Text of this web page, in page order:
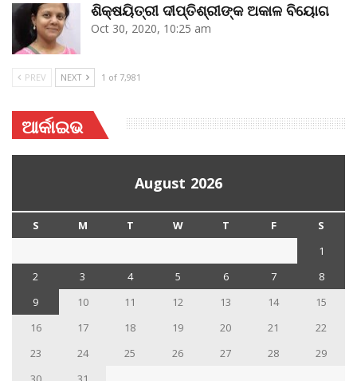
ଶିକ୍ଷୟିତ୍ରୀ ଦୀପ୍ତିଶ୍ରୀଙ୍କ ଅକାଳ ବିୟୋଗ
Oct 30, 2020, 10:25 am
PREV NEXT 1 of 7,981
ଆର୍କାଇଭ
August 2026
S M T W T F
S
1
2
3 4 5 6 7
8
9
10 11 12 13 14
15
16
17 18 19 20 21
22
23
24 25 26 27 28
29